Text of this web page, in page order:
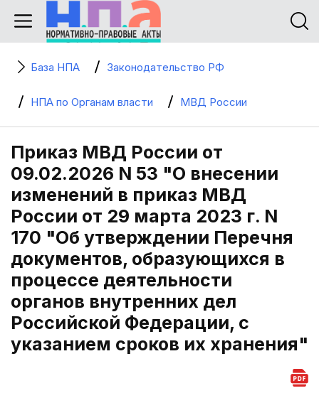
База НПА Законодательство РФ
НПА по Органам власти МВД России
Приказ МВД России от
09.02.2026 N 53 "О внесении
изменений в приказ МВД
России от 29 марта 2023 г. N
170 "Об утверждении Перечня
документов, образующихся в
процессе деятельности
органов внутренних дел
Российской Федерации, с
указанием сроков их хранения"